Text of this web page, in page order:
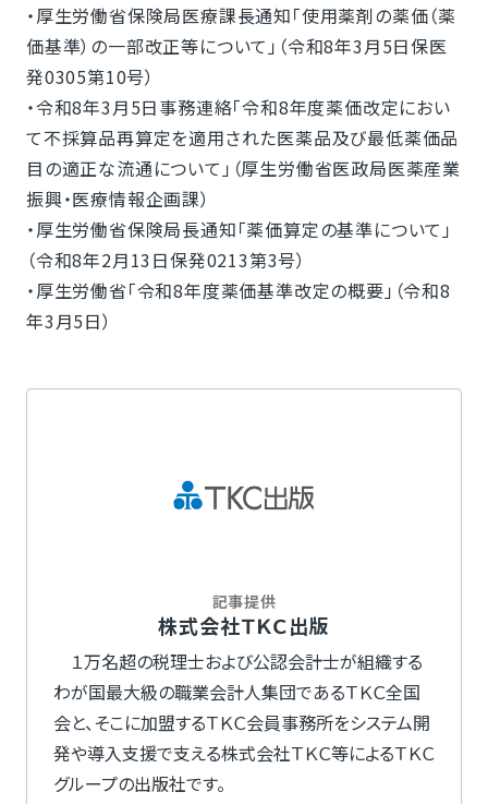
・厚生労働省保険局医療課長通知「使用薬剤の薬価（薬
価基準）の一部改正等について」（令和8年3月5日保医
発0305第10号）
・令和8年3月5日事務連絡「令和8年度薬価改定におい
て不採算品再算定を適用された医薬品及び最低薬価品
目の適正な流通について」（厚生労働省医政局医薬産業
振興・医療情報企画課）
・厚生労働省保険局長通知「薬価算定の基準について」
（令和8年2月13日保発0213第3号）
・厚生労働省「令和8年度薬価基準改定の概要」（令和8
年3月5日）
記事提供
株式会社ＴＫＣ出版
１万名超の税理士および公認会計士が組織する
わが国最大級の職業会計人集団であるＴＫＣ全国
会と、そこに加盟するＴＫＣ会員事務所をシステム開
発や導入支援で支える株式会社ＴＫＣ等によるＴＫＣ
グループの出版社です。